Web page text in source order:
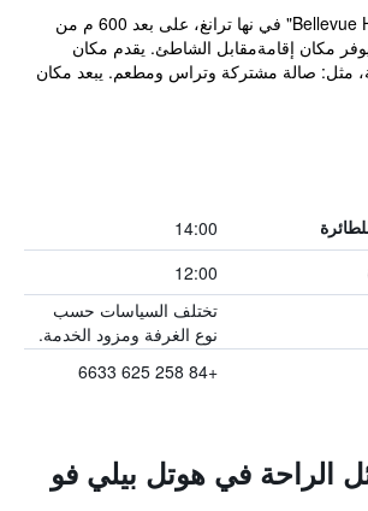
يقع مكان إقامة "Bellevue Hotel" في نها ترانغ، على بعد 600 م من
مكان إقامةمقابل الشاطئ. يقدم مكان
مثل: صالة مشتركة وتراس ومطعم. يبعد مكان
14:00
12:00
تختلف السياسات حسب
نوع الغرفة ومزود الخدمة.
+84 258 625 6633
الراحة في هوتل بيلي فو